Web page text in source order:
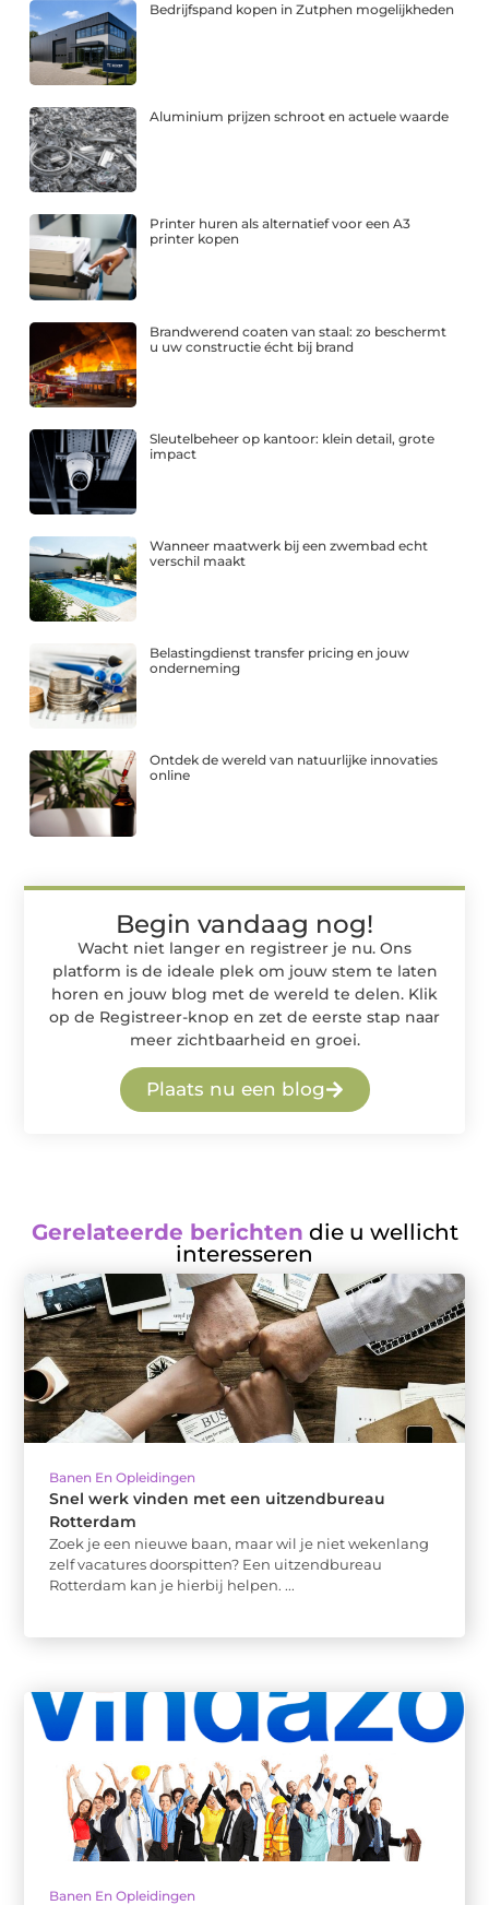
Bedrijfspand kopen in Zutphen mogelijkheden
Aluminium prijzen schroot en actuele waarde
Printer huren als alternatief voor een A3
printer kopen
Brandwerend coaten van staal: zo beschermt
u uw constructie écht bij brand
Sleutelbeheer op kantoor: klein detail, grote
impact
Wanneer maatwerk bij een zwembad echt
verschil maakt
Belastingdienst transfer pricing en jouw
onderneming
Ontdek de wereld van natuurlijke innovaties
online
Begin vandaag nog!
Wacht niet langer en registreer je nu. Ons
platform is de ideale plek om jouw stem te laten
horen en jouw blog met de wereld te delen. Klik
op de Registreer-knop en zet de eerste stap naar
meer zichtbaarheid en groei.
Plaats nu een blog
Gerelateerde berichten die u wellicht
interesseren
Banen En Opleidingen
Snel werk vinden met een uitzendbureau
Rotterdam
Zoek je een nieuwe baan, maar wil je niet wekenlang
zelf vacatures doorspitten? Een uitzendbureau
Rotterdam kan je hierbij helpen. ...
Banen En Opleidingen